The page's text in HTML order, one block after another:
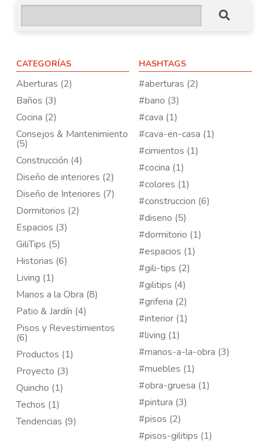
CATEGORÍAS
Aberturas (2)
Baños (3)
Cocina (2)
Consejos & Mantenimiento
(5)
Construcción (4)
Diseño de interiores (2)
Diseño de Interiores (7)
Dormitorios (2)
Espacios (3)
GiliTips (5)
Historias (6)
Living (1)
Manos a la Obra (8)
Patio & Jardín (4)
Pisos y Revestimientos
(6)
Productos (1)
Proyecto (3)
Quincho (1)
Techos (1)
Tendencias (9)
HASHTAGS
#aberturas (2)
#bano (3)
#cava (1)
#cava-en-casa (1)
#cimientos (1)
#cocina (1)
#colores (1)
#construccion (6)
#diseno (5)
#dormitorio (1)
#espacios (1)
#gili-tips (2)
#gilitips (4)
#griferia (2)
#interior (1)
#living (1)
#manos-a-la-obra (3)
#muebles (1)
#obra-gruesa (1)
#pintura (3)
#pisos (2)
#pisos-gilitips (1)